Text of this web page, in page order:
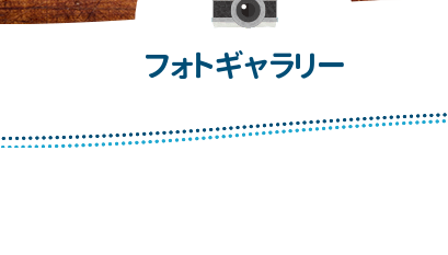
フォトギャラリー